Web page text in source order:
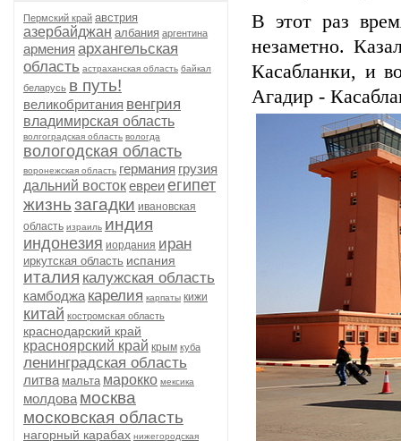
Пермский край австрия
азербайджан албания аргентина
армения архангельская
область астраханская область байкал
беларусь в путь!
великобритания венгрия
владимирская область
волгоградская область вологда
вологодская область
воронежская область германия грузия
дальний востокевреиегипет
жизньзагадки ивановская
область израиль индия
индонезия иордания иран
иркутская область испания
италия калужская область
камбоджа карелия карпаты кижи
китай костромская область
краснодарский край
красноярский край крым куба
ленинградская область
литва мальта марокко мексика
молдова москва
московская область
нагорный карабах нижегородская
В этот раз
незаметно.
Касабланки, и
Агадир -